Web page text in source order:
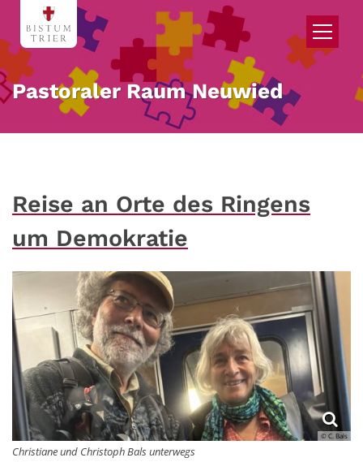
Zum Inhalt springen
Pastoraler Raum Neuwied
Reise an Orte des Ringens
um Demokratie
© C. Bals
Christiane und Christoph Bals unterwegs